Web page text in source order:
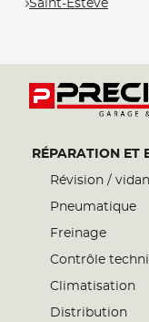
Saint-Estève
RÉPARATION ET
Révision /
Pneumatique
Freinage
Contrôle
Climatisation
Distribution